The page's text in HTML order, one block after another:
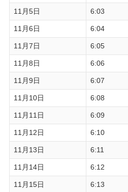
11月5日 6:03
11月6日 6:04
11月7日 6:05
11月8日 6:06
11月9日 6:07
11月10日 6:08
11月11日 6:09
11月12日 6:10
11月13日 6:11
11月14日 6:12
11月15日 6:13